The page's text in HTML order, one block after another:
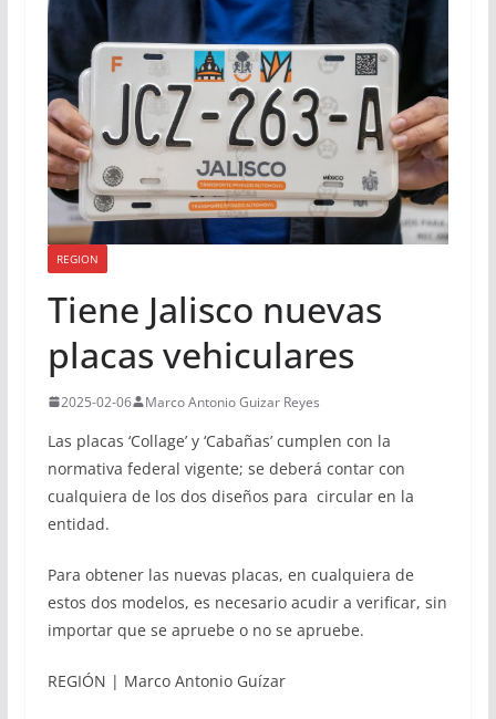
REGION
Tiene Jalisco nuevas
placas vehiculares
2025-02-06 Marco Antonio Guizar Reyes
Las placas ‘Collage’ y ‘Cabañas’ cumplen con la
normativa federal vigente; se deberá contar con
cualquiera de los dos diseños para circular en la
entidad.
Para obtener las nuevas placas, en cualquiera de
estos dos modelos, es necesario acudir a verificar, sin
importar que se apruebe o no se apruebe.
REGIÓN | Marco Antonio Guízar